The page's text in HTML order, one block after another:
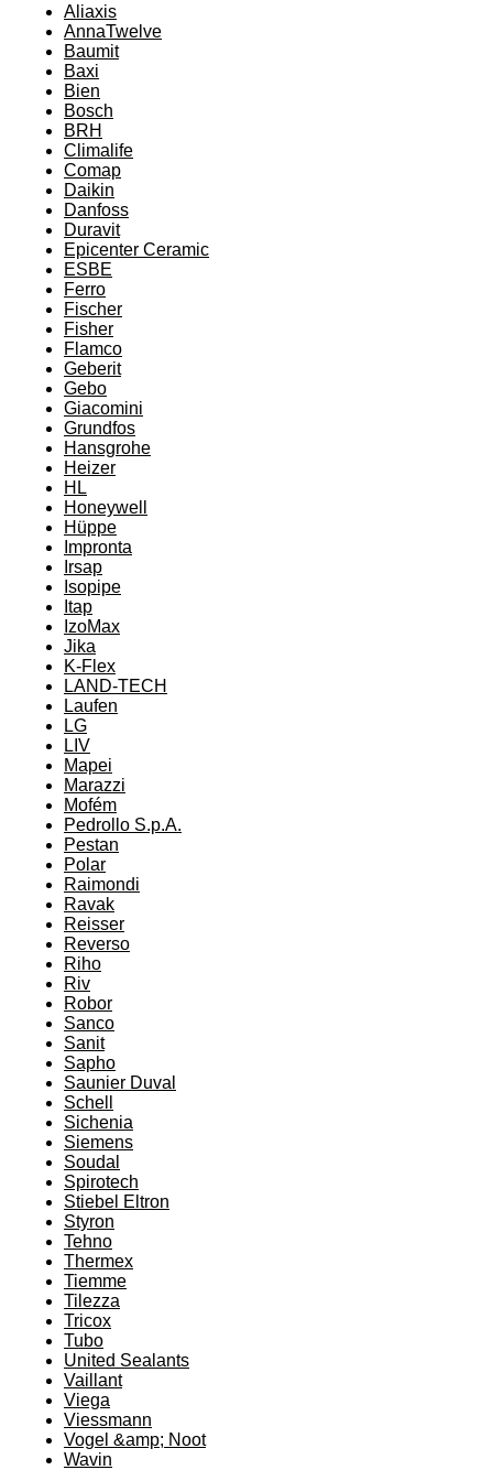
Aliaxis
AnnaTwelve
Baumit
Baxi
Bien
Bosch
BRH
Climalife
Comap
Daikin
Danfoss
Duravit
Epicenter Ceramic
ESBE
Ferro
Fischer
Fisher
Flamco
Geberit
Gebo
Giacomini
Grundfos
Hansgrohe
Heizer
HL
Honeywell
Hüppe
Impronta
Irsap
Isopipe
Itap
IzoMax
Jika
K-Flex
LAND-TECH
Laufen
LG
LIV
Mapei
Marazzi
Mofém
Pedrollo S.p.A.
Pestan
Polar
Raimondi
Ravak
Reisser
Reverso
Riho
Riv
Robor
Sanco
Sanit
Sapho
Saunier Duval
Schell
Sichenia
Siemens
Soudal
Spirotech
Stiebel Eltron
Styron
Tehno
Thermex
Tiemme
Tilezza
Tricox
Tubo
United Sealants
Vaillant
Viega
Viessmann
Vogel &amp; Noot
Wavin